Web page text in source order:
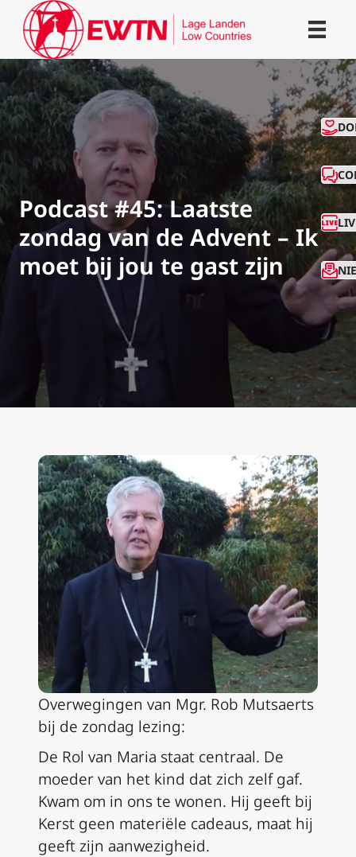
Podcast #45: Laatste
zondag van de Advent – Ik
moet bij jou te gast zijn
Overwegingen van Mgr. Rob Mutsaerts
bij de zondag lezing:
De Rol van Maria staat centraal. De
moeder van het kind dat zich zelf gaf.
Kwam om in ons te wonen. Hij geeft bij
Kerst geen materiële cadeaus, maat hij
geeft zijn aanwezigheid.